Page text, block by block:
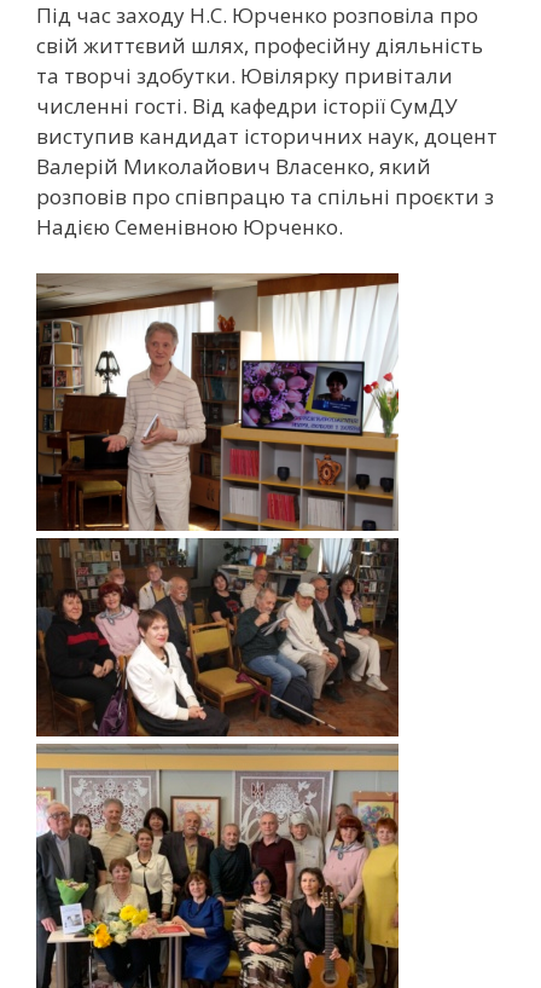
Під час заходу Н.С. Юрченко розповіла про
свій життєвий шлях, професійну діяльність
та творчі здобутки. Ювілярку привітали
численні гості. Від кафедри історії СумДУ
виступив кандидат історичних наук, доцент
Валерій Миколайович Власенко, який
розповів про співпрацю та спільні проєкти з
Надією Семенівною Юрченко.